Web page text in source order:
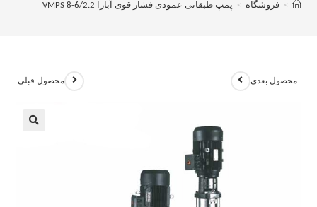
> فروشگاه > پمپ طبقاتی عمودی فشار قوی آبارا VMPS 8-6/2.2
محصول قبلی محصول بعدی